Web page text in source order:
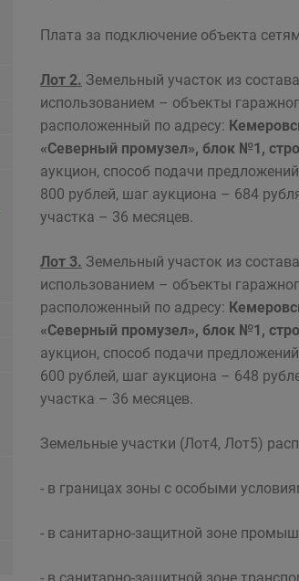
Плата за подключение объекта
Лот 2. Земельный участок из
использованием – объекты
расположенный по адресу:
«Северный промузел», блок №1,
аукцион, способ подачи
800 рублей, шаг аукциона – 684
участка – 36 месяцев.
Лот 3. Земельный участок из
использованием – объекты
расположенный по адресу:
«Северный промузел», блок №1,
аукцион, способ подачи
600 рублей, шаг аукциона – 648
участка – 36 месяцев.
Земельные участки (Лот4, Лот5)
- в границах зоны с особыми
- в санитарно-защитной зоне